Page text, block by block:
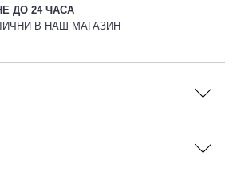
ДО 24 ЧАСА
В НАШ МАГАЗИН